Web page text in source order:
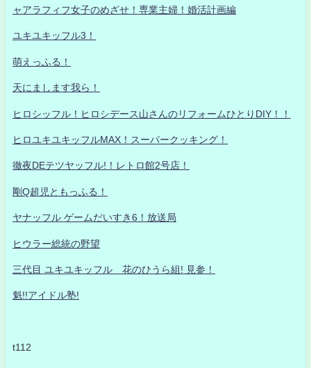
ャアラフィフ女子のめざせ！専業主婦！婚活計画編
ユキユキッフル3！
萌えっふる！
天にまします我ら！
ヒロシッフル！ヒロシデース山さんのリフォームひとりDIY！！
ヒロユキユキッフルMAX！スーパークッキング！
徹夜DEテツヤッフル!！レトロ館2号店！
剛Q超児ともっふる！
ヤナッフル ゲームだいすき6！放送局
ヒウラー総統の野望
三代目 ユキユキッフル 花のひうら組! 見参！
魁!!アイドル塾!
t112